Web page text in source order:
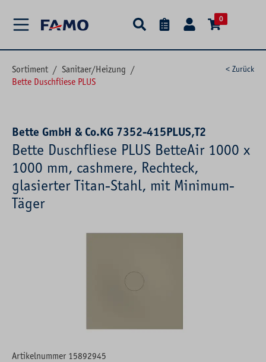
0
Sortiment / Sanitaer/Heizung /
Bette Duschfliese PLUS
< Zurück
Bette GmbH & Co.KG 7352-415PLUS,T2
Bette Duschfliese PLUS BetteAir 1000 x
1000 mm, cashmere, Rechteck,
glasierter Titan-Stahl, mit Minimum-
Täger
Artikelnummer 15892945